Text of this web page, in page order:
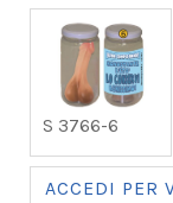
S 3766-6
ACCEDI PER